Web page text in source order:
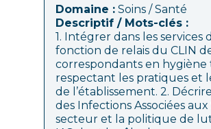
Domaine : Soins / Santé
Descriptif / Mots-clés :
1. Intégrer dans les services
fonction de relais du CLIN
correspondants en
respectant les pratiques et
de l’établissement. 2.
des Infections Associées aux
secteur et la politique de